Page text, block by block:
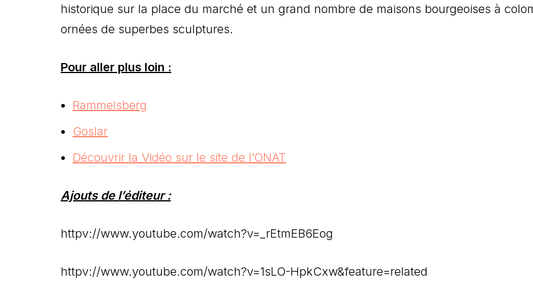
historique sur la place du marché et un grand nombre de maisons bourgeoises à
ornées de superbes sculptures.
Pour aller plus loin :
Rammelsberg
Goslar
Découvrir la Vidéo sur le site de l’ONAT
Ajouts de l’éditeur :
httpv://www.youtube.com/watch?v=_rEtmEB6Eog
httpv://www.youtube.com/watch?v=1sLO-HpkCxw&feature=related